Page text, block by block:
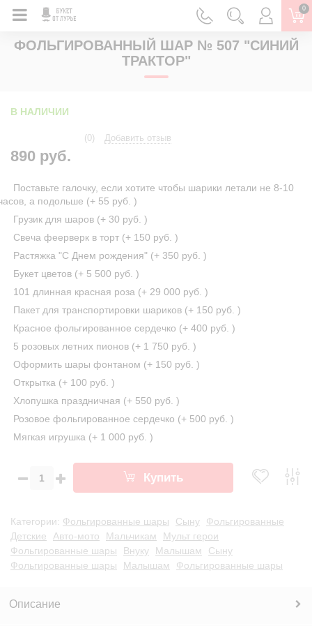
0
ГЛАВНАЯ ФОЛЬГИРОВАННЫЕ ШАРЫ
ФОЛЬГИРОВАННЫЙ ШАР № 507 "СИНИЙ
ТРАКТОР"
В НАЛИЧИИ
(0) Добавить отзыв
890 руб.
Поставьте галочку, если хотите чтобы шарики летали не 8-10
а подольше (+ 55 руб. )
Грузик для шаров (+ 30 руб. )
Свеча феерверк в торт (+ 150 руб. )
Растяжка "С Днем рождения" (+ 350 руб. )
Букет цветов (+ 5 500 руб. )
101 длинная красная роза (+ 29 000 руб. )
Пакет для транспортировки шариков (+ 150 руб. )
Красное фольгированное сердечко (+ 400 руб. )
5 розовых летних пионов (+ 1 750 руб. )
Оформить шары фонтаном (+ 150 руб. )
Открытка (+ 100 руб. )
Хлопушка праздничная (+ 550 руб. )
Розовое фольгированное сердечко (+ 500 руб. )
Мягкая игрушка (+ 1 000 руб. )
Купить
Категории: Фольгированные шары Сыну
Фольгированные
Детские
Авто-мото Мальчикам
Мульт герои
Фольгированные шары
Внуку Малышам
Сыну
Фольгированные шары
Малышам Фольгированные шары
Описание